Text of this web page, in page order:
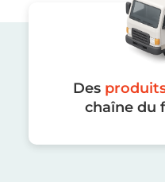
Des
chaîne du